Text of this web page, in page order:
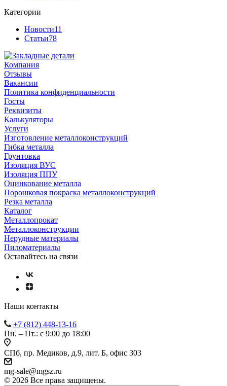
Категории
Новости11
Статьи78
Компания
Отзывы
Вакансии
Политика конфиденциальности
Госты
Реквизиты
Калькуляторы
Услуги
Изготовление металлоконструкций
Гибка металла
Грунтовка
Изоляция ВУС
Изоляция ППУ
Оцинкование металла
Порошковая покраска металлоконструкций
Резка металла
Каталог
Металлопрокат
Металлоконструкции
Нерудные материалы
Пиломатериалы
Оставайтесь на связи
Наши контакты
+7 (812) 448-13-16
Пн. – Пт.: с 9:00 до 18:00
СПб, пр. Медиков, д.9, лит. Б, офис 303
mg-sale@mgsz.ru
© 2026 Все права защищены.